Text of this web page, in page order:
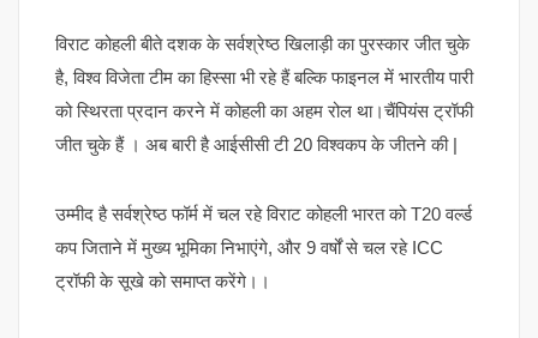
विराट कोहली बीते दशक के सर्वश्रेष्ठ खिलाड़ी का पुरस्कार जीत चुके
है, विश्व विजेता टीम का हिस्सा भी रहे हैं बल्कि फाइनल में भारतीय पारी
को स्थिरता प्रदान करने में कोहली का अहम रोल था।चैंपियंस ट्रॉफी
जीत चुके हैं । अब बारी है आईसीसी टी 20 विश्वकप के जीतने की |
उम्मीद है सर्वश्रेष्ठ फॉर्म में चल रहे विराट कोहली भारत को T20 वर्ल्ड
कप जिताने में मुख्य भूमिका निभाएंगे, और 9 वर्षों से चल रहे ICC
ट्रॉफी के सूखे को समाप्त करेंगे।।